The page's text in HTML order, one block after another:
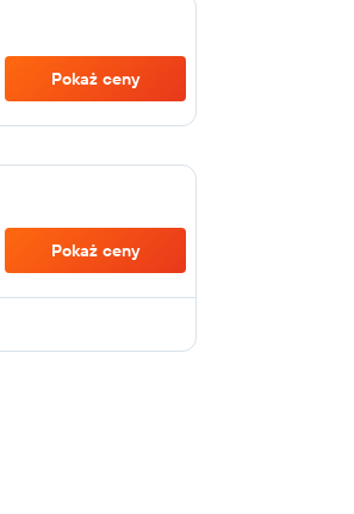
Pokaż ceny
Pokaż ceny